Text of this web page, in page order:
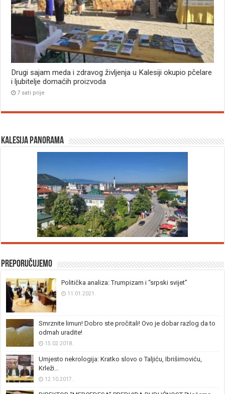
Drugi sajam meda i zdravog življenja u Kalesiji okupio pčelare
i ljubitelje domaćih proizvoda
7 sati prije
Kalesija panorama
Preporučujemo
Politička analiza: Trumpizam i “srpski svijet”
11.01.2021.
Smrznite limun! Dobro ste pročitali! Ovo je dobar razlog da to
odmah uradite!
15.02.2018.
Umjesto nekrologija: Kratko slovo o Taljiću, Ibrišimoviću,
Krleži…
12.10.2017.